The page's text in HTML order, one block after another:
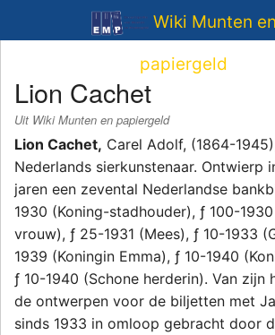
Wiki Munten en
papiergeld
Lion Cachet
Uit Wiki Munten en papiergeld
Lion Cachet, Carel Adolf, (1864-
Nederlands sierkunstenaar. Ontwierp
jaren een zevental Nederlandse
1930 (Koning-stadhouder), ƒ 100-
vrouw), ƒ 25-1931 (Mees), ƒ 10-1933
1939 (Koningin Emma), ƒ 10-1940
ƒ 10-1940 (Schone herderin). Van zijn
de ontwerpen voor de biljetten met
sinds 1933 in omloop gebracht door